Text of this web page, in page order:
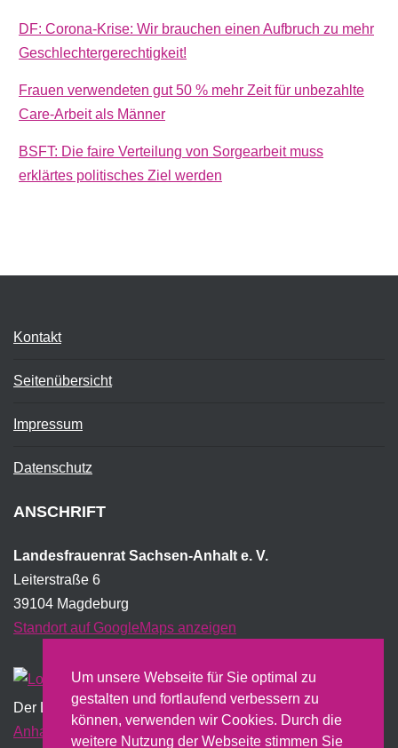
Um unsere Webseite für Sie optimal zu
gestalten und fortlaufend verbessern zu
können, verwenden wir Cookies. Durch die
weitere Nutzung der Webseite stimmen Sie
DF: Corona-Krise: Wir brauchen einen Aufbruch zu mehr
Geschlechtergerechtigkeit!
Frauen verwendeten gut 50 % mehr Zeit für unbezahlte
Care-Arbeit als Männer
BSFT: Die faire Verteilung von Sorgearbeit muss
erklärtes politisches Ziel werden
Kontakt
Seitenübersicht
Impressum
Datenschutz
ANSCHRIFT
Landesfrauenrat Sachsen-Anhalt e. V.
Leiterstraße 6
39104 Magdeburg
Standort auf GoogleMaps anzeigen
Der Landesfrauenrat wird institutionell vom Land
Anhalt
gefördert und erstellt dazu u.a. einen jährlichen